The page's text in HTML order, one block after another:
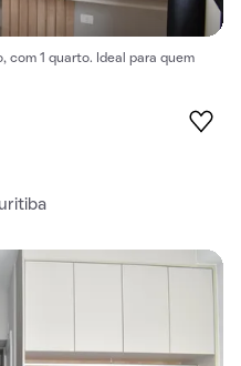
com 1 quarto. Ideal para quem